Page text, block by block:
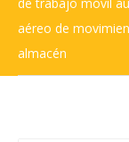
aéreo de
almacén